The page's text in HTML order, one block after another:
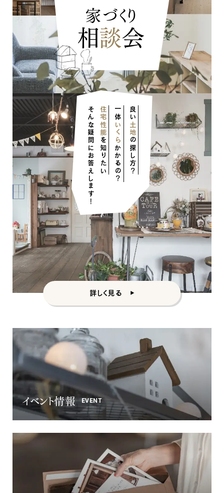
家づくり
相談会
住宅性能
を知りたい
一体
いくら
かかるの？
良い
土地
の探し方？
そんな疑問にお答えします！
詳しく見る
イベント情報 EVENT